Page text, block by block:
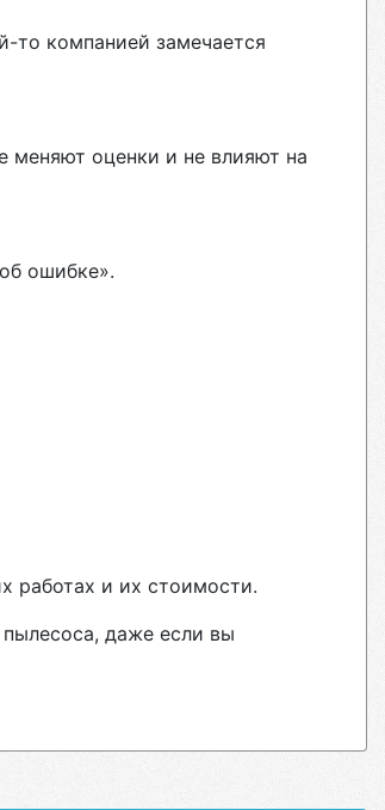
то компанией замечается
меняют оценки и не влияют на
ошибке».
работах и их стоимости.
даже если вы